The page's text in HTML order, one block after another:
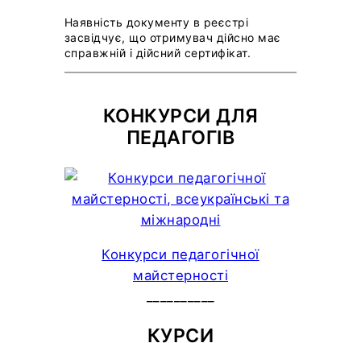
Наявність документу в реєстрі
засвідчує, що отримувач дійсно має
справжній і дійсний сертифікат.
КОНКУРСИ ДЛЯ
ПЕДАГОГІВ
Конкурси педагогічної
майстерності
КУРСИ